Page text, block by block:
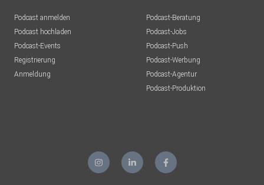
Podcast anmelden
Podcast hochladen
Podcast-Events
Registrierung
Anmeldung
Podcast-Beratung
Podcast-Jobs
Podcast-Push
Podcast-Werbung
Podcast-Agentur
Podcast-Produktion